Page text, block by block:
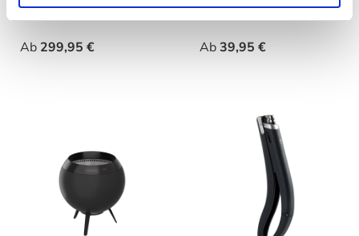
Ab 299,95 €
Farbeauswählen
Ab39,95 €
Varianten